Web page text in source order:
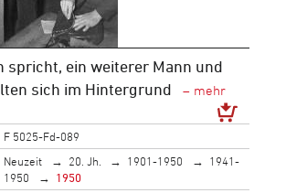
spricht, ein weiterer Mann und
sich im Hintergrund
F 5025-Fd-089
Neuzeit 20. Jh. 1901-1950
1941-
1950
1950